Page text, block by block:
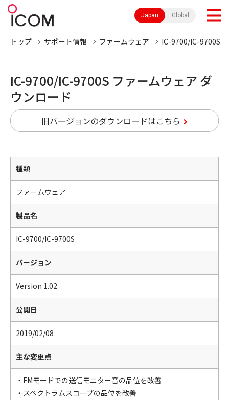
Japan Global
トップ サポート情報 ファームウェア IC-9700/IC-9700S
IC-9700/IC-9700S ファームウェア ダ
ウンロード
旧バージョンのダウンロードはこちら
種類
ファームウェア
製品名
IC-9700/IC-9700S
バージョン
Version 1.02
公開日
2019/02/08
主な変更点
・FMモードでの送信モニター音の品位を改善
・スペクトラムスコープの品位を改善